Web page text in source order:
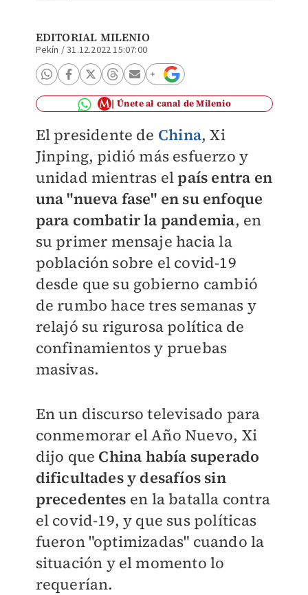
EDITORIAL MILENIO
Pekín /31.12.2022 15:07:00
Únete al canal de Milenio
El presidente de China, Xi
Jinping, pidió más esfuerzo y
unidad mientras elpaís entra en
una "nueva fase" en su enfoque
para combatir la pandemia, en
su primer mensaje hacia la
población sobre el covid-19
desde que su gobierno cambió
de rumbo hace tres semanas y
relajó su rigurosa política de
confinamientos y pruebas
masivas.
En un discurso televisado para
conmemorar el Año Nuevo, Xi
dijo que China había superado
dificultades y desafíos sin
precedentes en la batalla contra
el covid-19, y que sus políticas
fueron "optimizadas" cuando la
situación y el momento lo
requerían.